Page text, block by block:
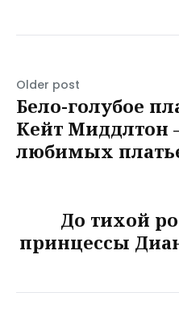
Older post
Бело-голубое
Кейт Миддлтон
любимых
До тихой
принцессы